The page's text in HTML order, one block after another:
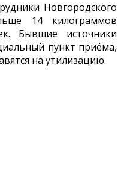
Новгородского
14 килограммов
Бывшие источники
пункт приёма,
на утилизацию.